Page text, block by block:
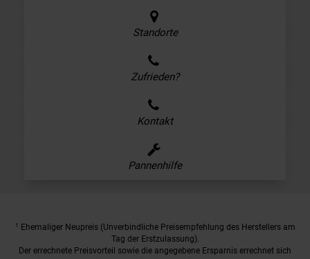
Standorte
Zufrieden?
Kontakt
Pannenhilfe
1
Ehemaliger Neupreis (Unverbindliche Preisempfehlung des Herstellers am
Tag der Erstzulassung).
Der errechnete Preisvorteil sowie die angegebene Ersparnis errechnet sich